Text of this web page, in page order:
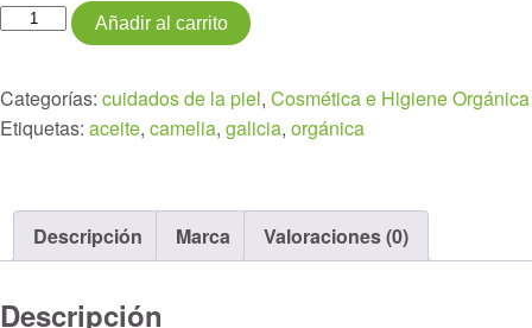
Aceite
BIO
10ml
Añadir al carrito
Categorías: cuidados de la piel, Cosmética e Higiene Orgánica
Etiquetas: aceite, camelia, galicia, orgánica
Descripción Marca Valoraciones (0)
Descripción